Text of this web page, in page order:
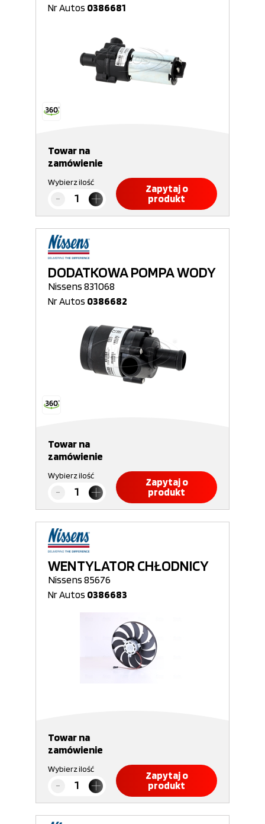
Nr Autos 0386681
Towar na
zamówienie
Wybierz ilość
Zapytaj o
produkt
DODATKOWA POMPA WODY
Nissens 831068
Nr Autos 0386682
Towar na
zamówienie
Wybierz ilość
Zapytaj o
produkt
WENTYLATOR CHŁODNICY
Nissens 85676
Nr Autos 0386683
Towar na
zamówienie
Wybierz ilość
Zapytaj o
produkt